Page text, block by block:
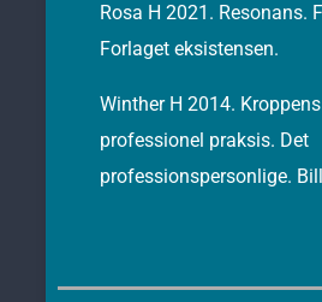
Rosa H 2021. Resonans.
Forlaget eksistensen.
Winther H 2014.
professionel praksis. Det
professionspersonlige.